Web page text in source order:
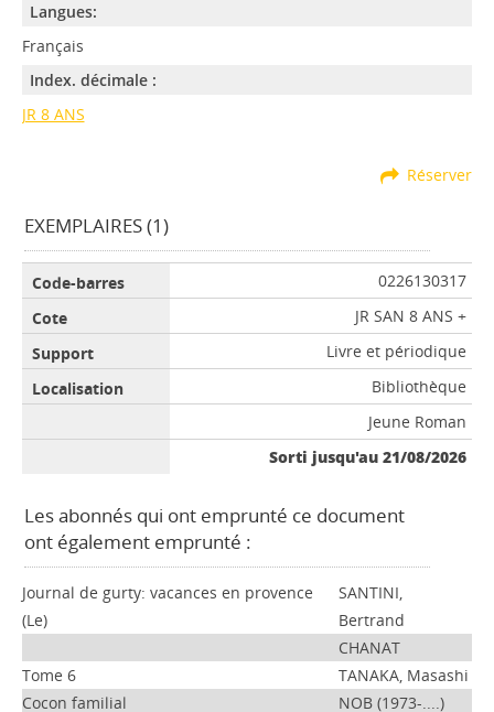
Langues:
Français
Index. décimale :
JR 8 ANS
Réserver
EXEMPLAIRES (1)
0226130317
JR SAN 8 ANS +
Livre et périodique
Bibliothèque
Jeune Roman
Sorti jusqu'au 21/08/2026
Les abonnés qui ont emprunté ce document
ont également emprunté :
Journal de gurty: vacances en provence
(Le)
SANTINI,
Bertrand
CHANAT
Tome 6
TANAKA, Masashi
Cocon familial
NOB (1973-....)